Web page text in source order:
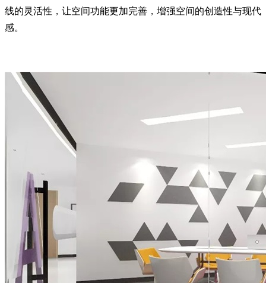
线的灵活性，让空间功能更加完善，增强空间的创造性与现代
感。